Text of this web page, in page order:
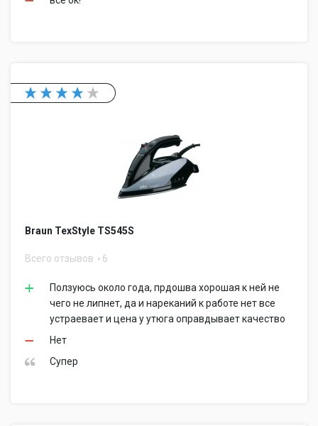
Braun TexStyle TS545S
Всего отзывов 6
Ползуюсь около года, прдошва хорошая к ней не
чего не липнет, да и нареканий к работе нет все
устраевает и цена у утюга оправдывает качество
Нет
Супер